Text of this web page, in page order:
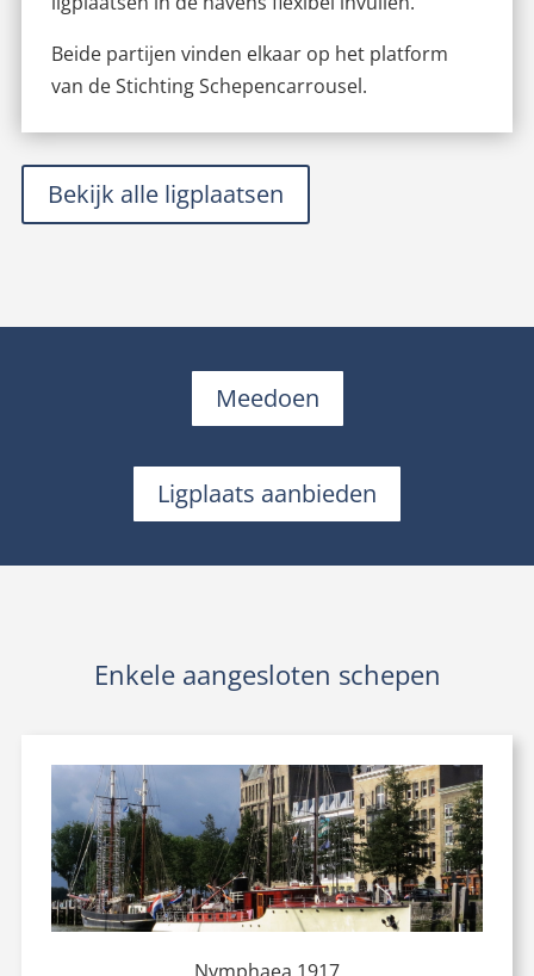
Beide partijen vinden elkaar op het platform
van de Stichting Schepencarrousel.
Bekijk alle ligplaatsen
Meedoen
Ligplaats aanbieden
Enkele aangesloten schepen